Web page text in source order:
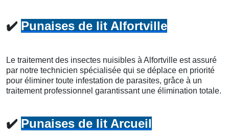
✔️ Punaises de lit Alfortville
Le traitement des insectes nuisibles à Alfortville est assuré
par notre technicien spécialisée qui se déplace en priorité
pour éliminer toute infestation de parasites, grâce à un
traitement professionnel garantissant une élimination totale.
✔️ Punaises de lit Arcueil